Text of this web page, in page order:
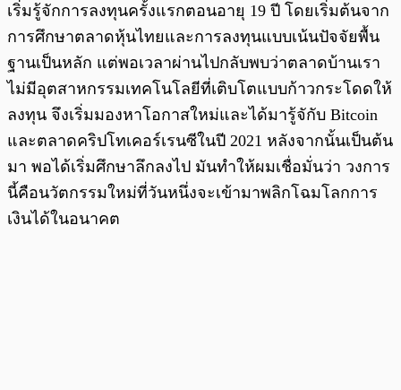
เริ่มรู้จักการลงทุนครั้งแรกตอนอายุ 19 ปี โดยเริ่มต้นจาก
การศึกษาตลาดหุ้นไทยและการลงทุนแบบเน้นปัจจัยพื้น
ฐานเป็นหลัก แต่พอเวลาผ่านไปกลับพบว่าตลาดบ้านเรา
ไม่มีอุตสาหกรรมเทคโนโลยีที่เติบโตแบบก้าวกระโดดให้
ลงทุน จึงเริ่มมองหาโอกาสใหม่และได้มารู้จักับ Bitcoin
และตลาดคริปโทเคอร์เรนซีในปี 2021 หลังจากนั้นเป็นต้น
มา พอได้เริ่มศึกษาลึกลงไป มันทำให้ผมเชื่อมั่นว่า วงการ
นี้คือนวัตกรรมใหม่ที่วันหนึ่งจะเข้ามาพลิกโฉมโลกการ
เงินได้ในอนาคต